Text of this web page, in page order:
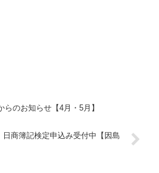
のお知らせ【4月・5月】
商簿記検定申込み受付中【因島